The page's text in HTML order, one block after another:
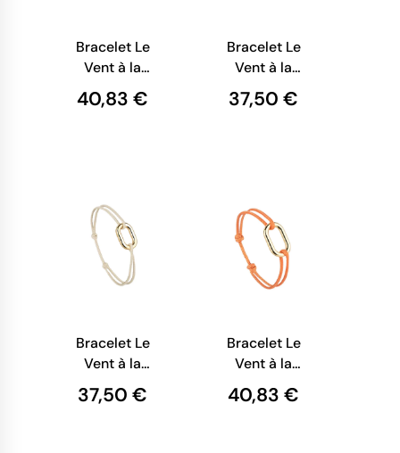
Bracelet Le
Vent à la
Française -
Concorde
40,83 €
Bracelet Le
Vent à la
Française -
Manille
37,50 €
Bracelet Le
Vent à la
Française -
Ecubier
37,50 €
Bracelet Le
Vent à la
Française -
Triomphe
40,83 €